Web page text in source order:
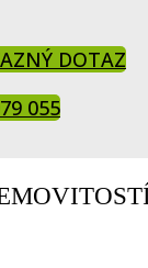
DOTAZ
055